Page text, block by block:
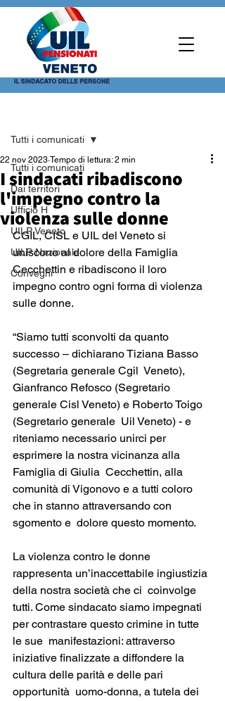
Tutti i comunicati
Dai territori
Ufficio H
UILP Veneto
UILP Nazionale
Convegni
Tutti i comunicati
I sindacati ribadiscono
l'impegno contro la
violenza sulle donne
22 nov 2023 Tempo di lettura: 2 min
CGIL, CISL e UIL del Veneto si
uniscono al dolore della Famiglia
Cecchettin e ribadiscono il loro
impegno contro ogni forma di violenza
sulle donne.
“Siamo tutti sconvolti da quanto
successo – dichiarano Tiziana Basso
(Segretaria generale Cgil  Veneto),
Gianfranco Refosco (Segretario
generale Cisl Veneto) e Roberto Toigo
(Segretario generale  Uil Veneto) - e
riteniamo necessario unirci per
esprimere la nostra vicinanza alla
Famiglia di Giulia  Cecchettin, alla
comunità di Vigonovo e a tutti coloro
che in stanno attraversando con
sgomento e  dolore questo momento.
La violenza contro le donne
rappresenta un’inaccettabile ingiustizia
della nostra società che ci  coinvolge
tutti. Come sindacato siamo impegnati
per contrastare questo crimine in tutte
le sue  manifestazioni: attraverso
iniziative finalizzate a diffondere la
cultura delle parità e delle pari
opportunità  uomo-donna, a tutela dei